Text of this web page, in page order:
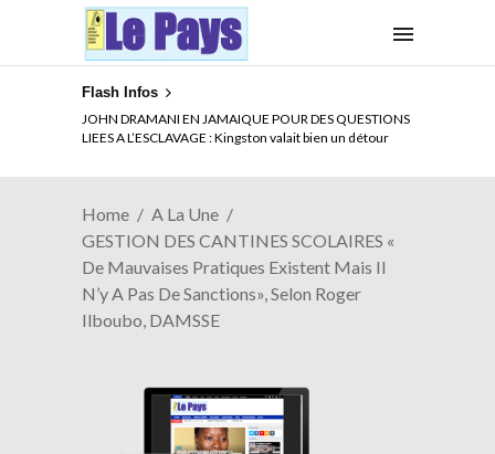
Flash Infos
JOHN DRAMANI EN JAMAIQUE POUR DES QUESTIONS
LIEES A L’ESCLAVAGE : Kingston valait bien un détour
ELECTION DE TALON A LA TETE DU SENAT BENINOIS :
Quand Patrice quitte le pouvoir sans partir !
Home
A La Une
GESTION DES CANTINES SCOLAIRES «
De Mauvaises Pratiques Existent Mais Il
N’y A Pas De Sanctions», Selon Roger
Ilboubo, DAMSSE